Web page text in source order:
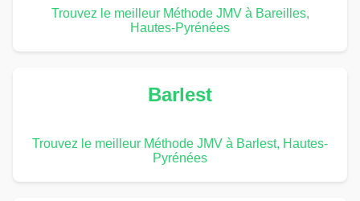
Trouvez le meilleur Méthode JMV à Bareilles,
Hautes-Pyrénées
Barlest
Trouvez le meilleur Méthode JMV à Barlest, Hautes-
Pyrénées